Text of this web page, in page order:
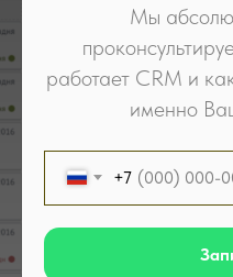
Мы
работает CRM и
именно
+7